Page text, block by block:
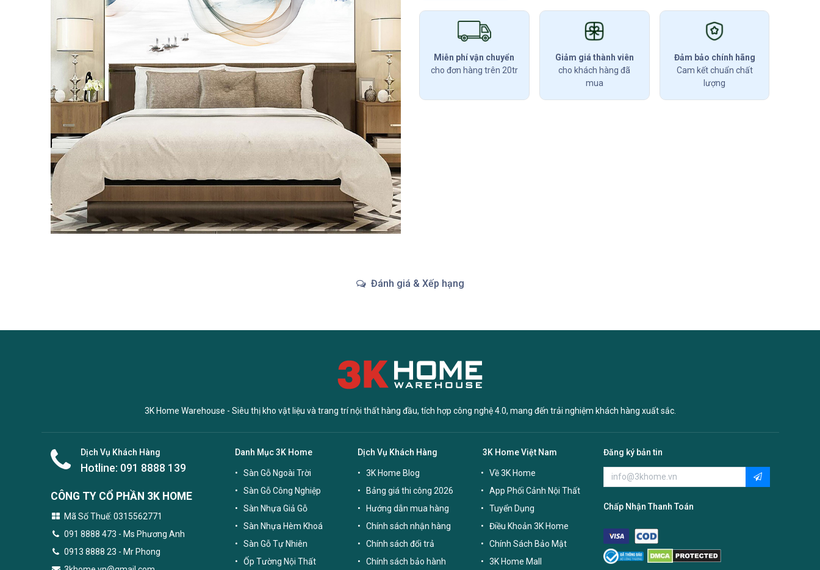
Miễn phí vận chuyển
cho đơn hàng trên 20tr
Giảm giá thành viên
cho khách hàng đã
mua
Đảm bảo chính hãng
Cam kết chuẩn chất
lượng
Đánh giá & Xếp hạng
3K Home Warehouse - Siêu thị kho vật liệu và trang trí nội thất hàng đầu, tích hợp công nghệ 4.0, mang đến trải nghiệm khách hàng xuất sắc.
Dịch Vụ Khách Hàng
Hotline: 091 8888 139
CÔNG TY CỔ PHẦN 3K HOME
Mã Số Thuế: 0315562771
091 8888 473 - Ms Phương Anh
0913 8888 23 - Mr Phong
Danh Mục 3K Home
Sàn Gỗ Ngoài Trời
Sàn Gỗ Công Nghiệp
Sàn Nhựa Giả Gỗ
Sàn Nhựa Hèm Khoá
Sàn Gỗ Tự Nhiên
Ốp Tường Nội Thất
Dịch Vụ Khách Hàng
3K Home Blog
Bảng giá thi công 2026
Hướng dẫn mua hàng
Chính sách nhận hàng
Chính sách đổi trả
Chính sách bảo hành
3K Home Việt Nam
Về 3K Home
App Phối Cảnh Nội Thất
Tuyển Dụng
Điều Khoản 3K Home
Chính Sách Bảo Mật
3K Home Mall
Đăng ký bản tin
Chấp Nhận Thanh Toán